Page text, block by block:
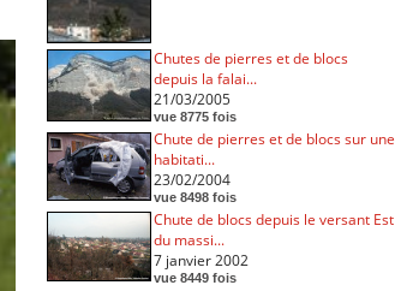
Chutes de pierres et de blocs
depuis la falai...
21/03/2005
vue 8775 fois
Chute de pierres et de blocs sur une
habitati...
23/02/2004
vue 8498 fois
Chute de blocs depuis le versant Est
du massi...
7 janvier 2002
vue 8449 fois